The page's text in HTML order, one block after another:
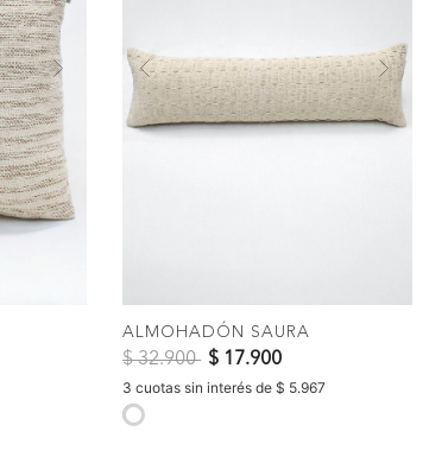
Previous
ALMOHADÓN SAURA
Precio reducido de
$ 32.900a$ 17.900
3 cuotas sin interés de $ 5.967